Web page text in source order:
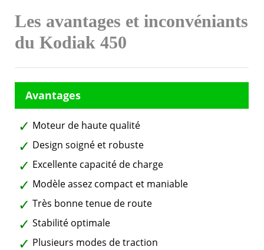
Les avantages et inconvéniants
du Kodiak 450
Moteur de haute qualité
Design soigné et robuste
Excellente capacité de charge
Modèle assez compact et maniable
Très bonne tenue de route
Stabilité optimale
Plusieurs modes de traction